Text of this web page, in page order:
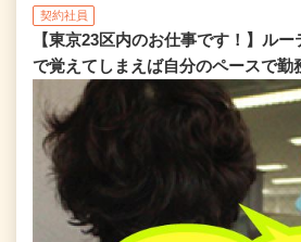
契約社員
【東京23区内のお仕事です！】ル
で覚えてしまえば自分のペースで勤